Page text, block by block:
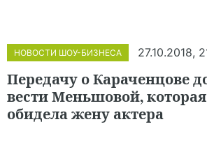
НОВОСТИ ШОУ-БИЗНЕСА 27.10.2018,
Передачу о Караченцове
вести Меньшовой,
обидела жену актера